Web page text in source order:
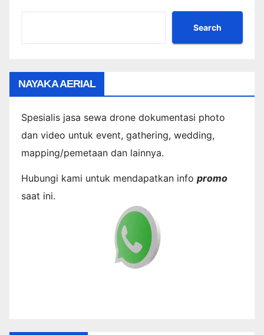
Search
NAYAKA AERIAL
Spesialis jasa sewa drone dokumentasi photo
dan video untuk event, gathering, wedding,
mapping/pemetaan dan lainnya.
Hubungi kami untuk mendapatkan info promo
saat ini.